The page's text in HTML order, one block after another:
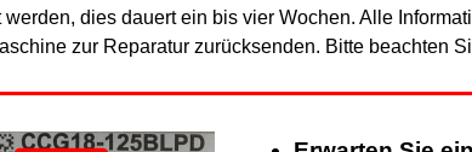
dies dauert ein bis vier Wochen. Alle
zur Reparatur zurücksenden. Bitte beachten